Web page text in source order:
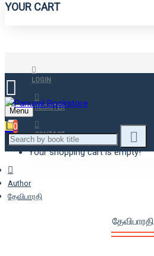
YOUR CART
LOGIN
REGISTER
CONTACT
Menu
0
Your shopping cart is empty!
Author
தேவிபாரதி
தேவிபாரதி